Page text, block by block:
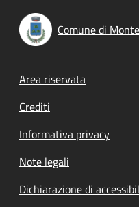
Comune di
Footer menu
Area riservata
Crediti
Informativa privacy
Note legali
Dichiarazione di